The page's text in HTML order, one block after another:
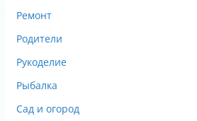
Ремонт
Родители
Рукоделие
Рыбалка
Сад и огород